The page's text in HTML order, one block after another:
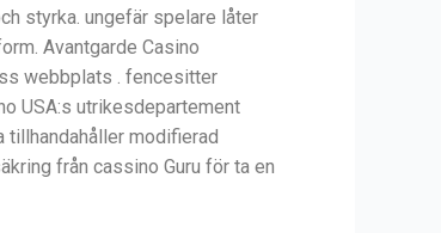
styrka. ungefär spelare låter
Avantgarde Casino
webbplats . fencesitter
USA:s utrikesdepartement
tillhandahåller modifierad
från cassino Guru för ta en